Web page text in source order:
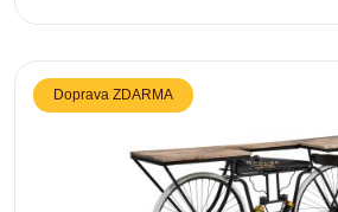
Doprava ZDARMA